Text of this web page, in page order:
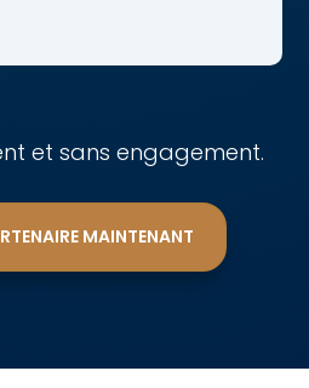
et sans engagement.
MAINTENANT